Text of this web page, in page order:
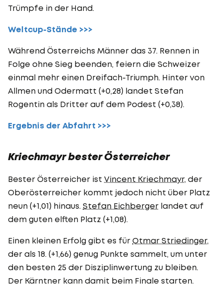
Trümpfe in der Hand.
Weltcup-Stände >>>
Während Österreichs Männer das 37. Rennen in
Folge ohne Sieg beenden, feiern die Schweizer
einmal mehr einen Dreifach-Triumph. Hinter von
Allmen und Odermatt (+0,28) landet Stefan
Rogentin als Dritter auf dem Podest (+0,38).
Ergebnis der Abfahrt >>>
Kriechmayr bester Österreicher
Bester Österreicher ist Vincent Kriechmayr, der
Oberösterreicher kommt jedoch nicht über Platz
neun (+1,01) hinaus. Stefan Eichberger landet auf
dem guten elften Platz (+1,08).
Einen kleinen Erfolg gibt es für Otmar Striedinger,
der als 18. (+1,66) genug Punkte sammelt, um unter
den besten 25 der Disziplinwertung zu bleiben.
Der Kärntner kann damit beim Finale starten.